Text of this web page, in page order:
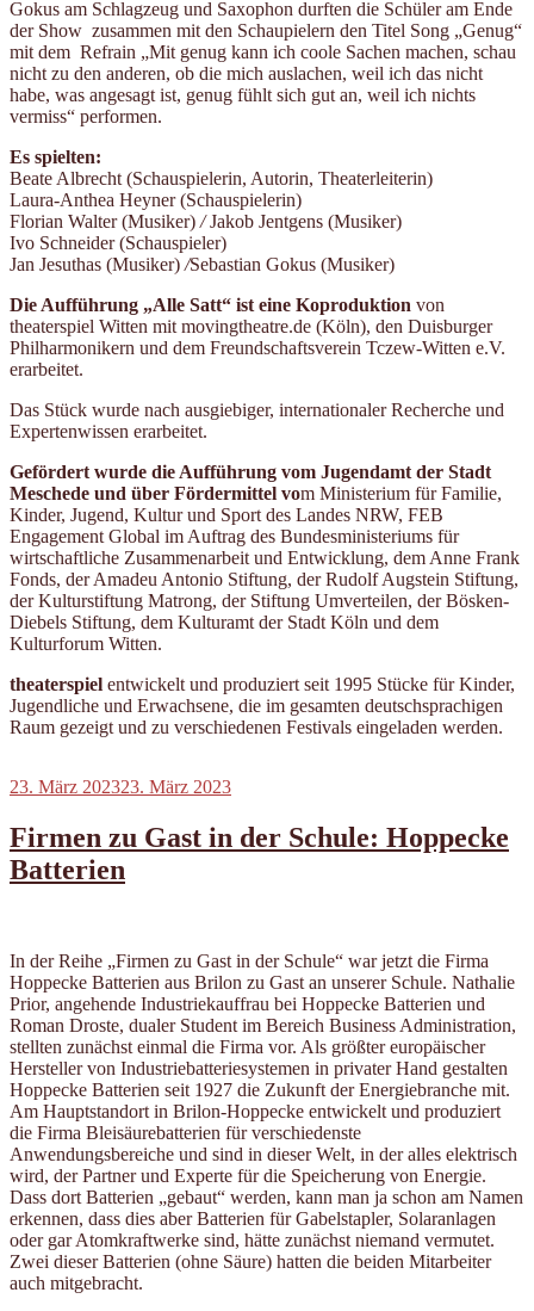
Gokus am Schlagzeug und Saxophon durften die Schüler am Ende
der Show zusammen mit den Schaupielern den Titel Song „Genug“
mit dem Refrain „Mit genug kann ich coole Sachen machen, schau
nicht zu den anderen, ob die mich auslachen, weil ich das nicht
habe, was angesagt ist, genug fühlt sich gut an, weil ich nichts
vermiss“ performen.
Es spielten:
Beate Albrecht (Schauspielerin, Autorin, Theaterleiterin)
Laura-Anthea Heyner (Schauspielerin)
Florian Walter (Musiker) /Jakob Jentgens (Musiker)
Ivo Schneider (Schauspieler)
Jan Jesuthas (Musiker) /Sebastian Gokus (Musiker)
Die Aufführung „Alle Satt“ ist eine Koproduktion von
theaterspiel Witten mit movingtheatre.de (Köln), den Duisburger
Philharmonikern und dem Freundschaftsverein Tczew-Witten e.V.
erarbeitet.
Das Stück wurde nach ausgiebiger, internationaler Recherche und
Expertenwissen erarbeitet.
Gefördert wurde die Aufführung vom Jugendamt der Stadt
Meschede und über Fördermittel vom Ministerium für Familie,
Kinder, Jugend, Kultur und Sport des Landes NRW, FEB
Engagement Global im Auftrag des Bundesministeriums für
wirtschaftliche Zusammenarbeit und Entwicklung, dem Anne Frank
Fonds, der Amadeu Antonio Stiftung, der Rudolf Augstein Stiftung,
der Kulturstiftung Matrong, der Stiftung Umverteilen, der Bösken-
Diebels Stiftung, dem Kulturamt der Stadt Köln und dem
Kulturforum Witten.
theaterspiel entwickelt und produziert seit 1995 Stücke für Kinder,
Jugendliche und Erwachsene, die im gesamten deutschsprachigen
Raum gezeigt und zu verschiedenen Festivals eingeladen werden.
Veröffentlicht
23. März 202323. März 2023
Firmen zu Gast in der Schule: Hoppecke
Batterien
In der Reihe „Firmen zu Gast in der Schule“ war jetzt die Firma
Hoppecke Batterien aus Brilon zu Gast an unserer Schule. Nathalie
Prior, angehende Industriekauffrau bei Hoppecke Batterien und
Roman Droste, dualer Student im Bereich Business Administration,
stellten zunächst einmal die Firma vor. Als größter europäischer
Hersteller von Industriebatteriesystemen in privater Hand gestalten
Hoppecke Batterien seit 1927 die Zukunft der Energiebranche mit.
Am Hauptstandort in Brilon-Hoppecke entwickelt und produziert
die Firma Bleisäurebatterien für verschiedenste
Anwendungsbereiche und sind in dieser Welt, in der alles elektrisch
wird, der Partner und Experte für die Speicherung von Energie.
Dass dort Batterien „gebaut“ werden, kann man ja schon am Namen
erkennen, dass dies aber Batterien für Gabelstapler, Solaranlagen
oder gar Atomkraftwerke sind, hätte zunächst niemand vermutet.
Zwei dieser Batterien (ohne Säure) hatten die beiden Mitarbeiter
auch mitgebracht.